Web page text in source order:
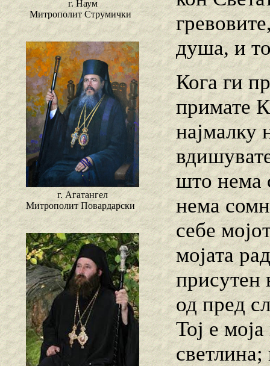
г. Наум
Митрополит Струмички
г. Агатангел
Митрополит Повардарски
душа, и
Кога ги
примате
најмалку
што нема
нема
себе
мојата
присутен
од пред
Тој е
светлина;